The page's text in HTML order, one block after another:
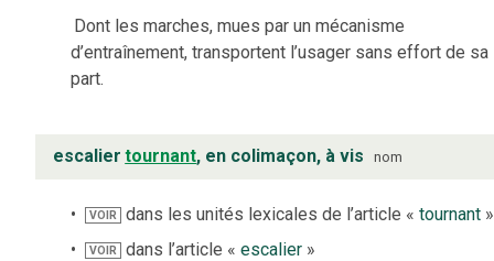
Dont les marches, mues par un mécanisme
d’entraînement, transportent l’usager sans effort de sa
part.
escalier tournant, en colimaçon, à vis nom
VOIR dans les unités lexicales de l’article «tournant »
VOIR dans l’article «escalier »